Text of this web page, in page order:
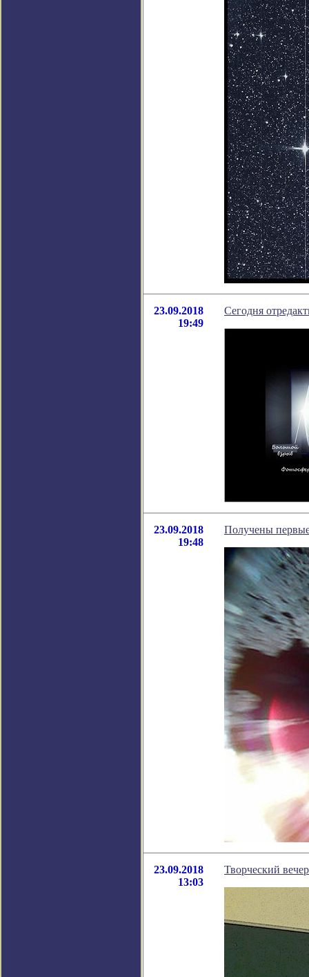
23.09.2018
19:49
Cегодня
23.09.2018
19:48
Получены
23.09.2018
13:03
Творческий